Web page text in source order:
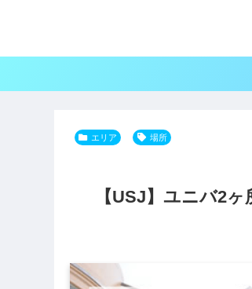
エリア 場所
【USJ】ユニバ2